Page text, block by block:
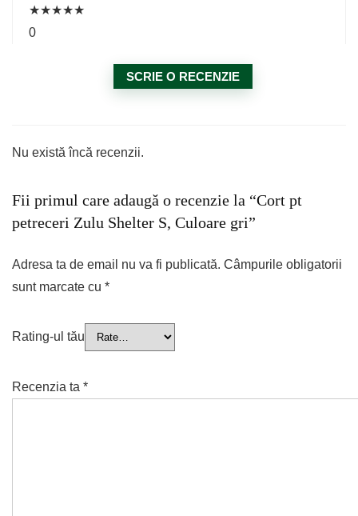
★★★★★
0
SCRIE O RECENZIE
Nu există încă recenzii.
Fii primul care adaugă o recenzie la “Cort pt
petreceri Zulu Shelter S, Culoare gri”
Adresa ta de email nu va fi publicată. Câmpurile obligatorii
sunt marcate cu *
Rating-ul tău
Recenzia ta *